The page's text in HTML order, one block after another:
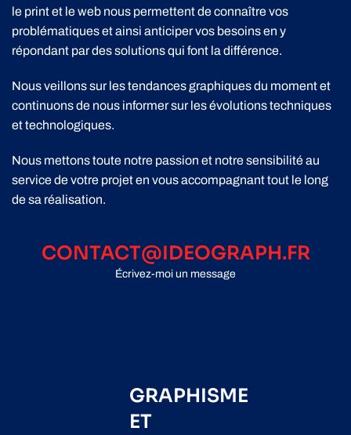
le print et le web nous permettent de connaître vos
problématiques et ainsi anticiper vos besoins en y
répondant par des solutions qui font la différence.
Nous veillons sur les tendances graphiques du moment et
continuons de nous informer sur les évolutions techniques
et technologiques.
Nous mettons toute notre passion et notre sensibilité au
service de votre projet en vous accompagnant tout le long
de sa réalisation.
CONTACT@IDEOGRAPH.FR
Écrivez-moi un message
GRAPHISME
ET